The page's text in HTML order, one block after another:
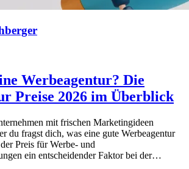
Werbeagentur? Die
Preise 2026 im Überblick
mit frischen Marketingideen
du fragst dich, was eine gute Werbeagentur
Preis für Werbe- und
ein entscheidender Faktor bei der…